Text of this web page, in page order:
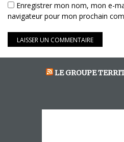
Enregistrer mon nom, mon e-
navigateur pour mon prochain
LE GROUPE